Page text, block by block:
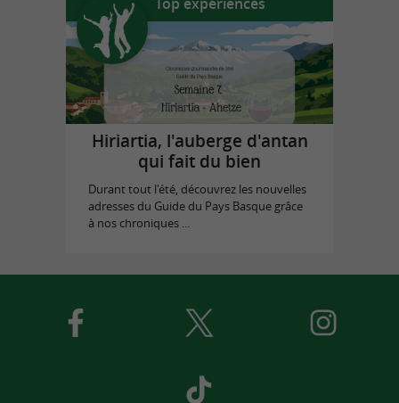
Hiriartia, l'auberge d'antan
qui fait du bien
Durant tout l'été, découvrez les nouvelles
adresses du Guide du Pays Basque grâce
à nos chroniques ...